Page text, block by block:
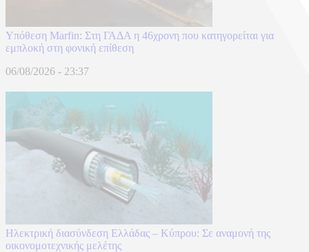
Υπόθεση Marfin: Στη ΓΑΔΑ η 46χρονη που κατηγορείται για
εμπλοκή στη φονική επίθεση
06/08/2026 - 23:37
Ηλεκτρική διασύνδεση Ελλάδας – Κύπρου: Σε αναμονή της
οικονομοτεχνικής μελέτης